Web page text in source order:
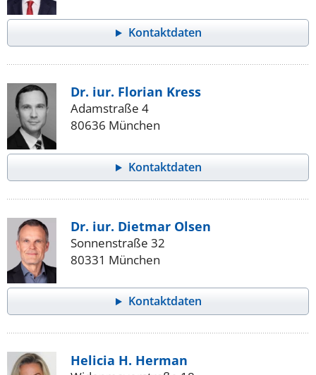
Kontaktdaten
Dr. iur. Florian Kress
Adamstraße 4
80636 München
Kontaktdaten
Dr. iur. Dietmar Olsen
Sonnenstraße 32
80331 München
Kontaktdaten
Helicia H. Herman